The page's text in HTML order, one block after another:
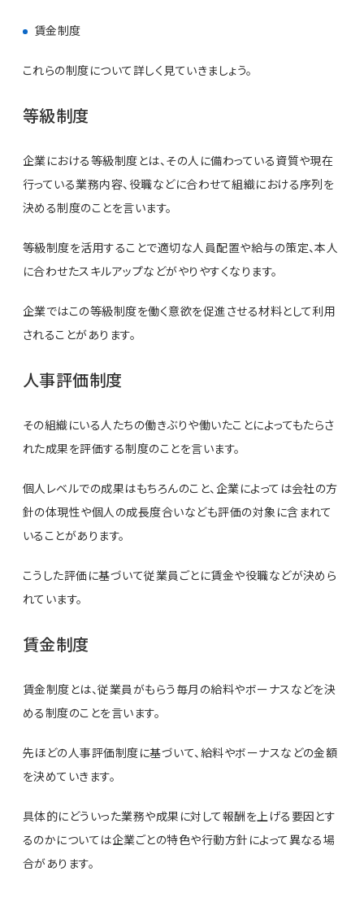
賃金制度
これらの制度について詳しく見ていきましょう。
等級制度
企業における等級制度とは、その人に備わっている資質や現在
行っている業務内容、役職などに合わせて組織における序列を
決める制度のことを言います。
等級制度を活用することで適切な人員配置や給与の策定、本人
に合わせたスキルアップなどがやりやすくなります。
企業ではこの等級制度を働く意欲を促進させる材料として利用
されることがあります。
人事評価制度
その組織にいる人たちの働きぶりや働いたことによってもたらさ
れた成果を評価する制度のことを言います。
個人レベルでの成果はもちろんのこと、企業によっては会社の方
針の体現性や個人の成長度合いなども評価の対象に含まれて
いることがあります。
こうした評価に基づいて従業員ごとに賃金や役職などが決めら
れています。
賃金制度
賃金制度とは、従業員がもらう毎月の給料やボーナスなどを決
める制度のことを言います。
先ほどの人事評価制度に基づいて、給料やボーナスなどの金額
を決めていきます。
具体的にどういった業務や成果に対して報酬を上げる要因とす
るのかについては企業ごとの特色や行動方針によって異なる場
合があります。